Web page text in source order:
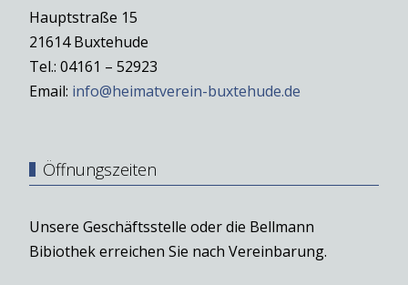
Hauptstraße 15
21614 Buxtehude
Tel.: 04161 – 52923
Email: info@heimatverein-buxtehude.de
Öffnungszeiten
Unsere Geschäftsstelle oder die Bellmann
Bibiothek erreichen Sie nach Vereinbarung.